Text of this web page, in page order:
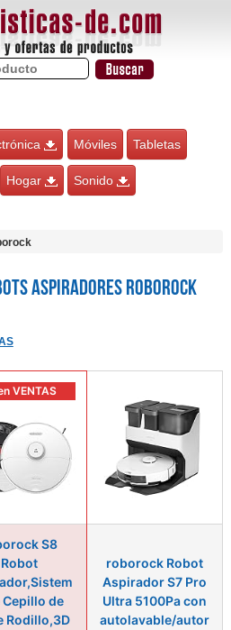
Móviles Tabletas
Hogar Sonido
Aspiradores roborock
VENTAS
S8
Robot
Cepillo de
Rodillo,3D
roborock Robot
Aspirador S7 Pro
Ultra 5100Pa con
autolavable/autor